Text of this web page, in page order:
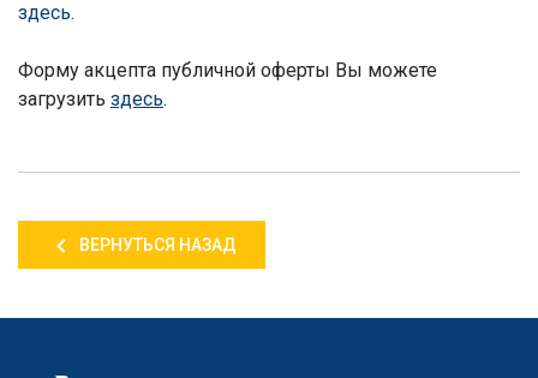
здесь.
Форму акцепта публичной оферты Вы можете
загрузить здесь.
ВЕРНУТЬСЯ НАЗАД